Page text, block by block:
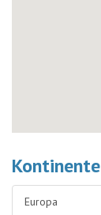
Kontinente
Europa